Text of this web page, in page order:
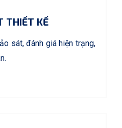
THIẾT KẾ
sát, đánh giá hiện trạng,